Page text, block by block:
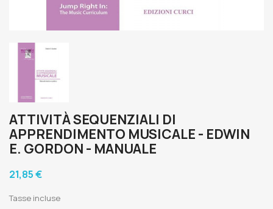
ATTIVITÀ SEQUENZIALI DI
APPRENDIMENTO MUSICALE - EDWIN
E. GORDON - MANUALE
21,85 €
Tasse incluse